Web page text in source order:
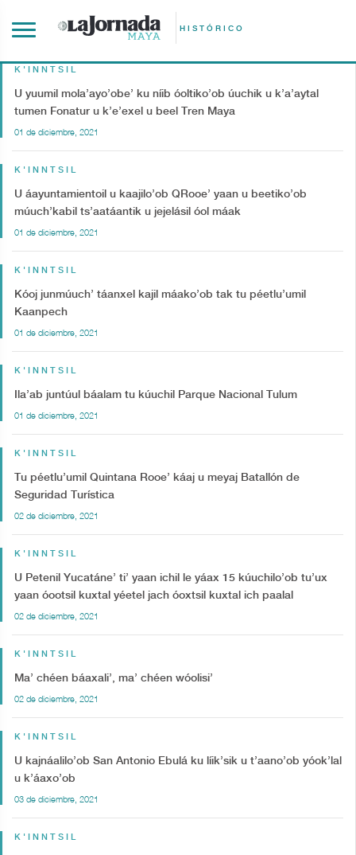
HISTÓRICO
K'INNTSIL
U yuumil mola’ayo’obe’ ku níib óoltiko’ob úuchik u k’a’aytal
tumen Fonatur u k’e’exel u beel Tren Maya
01 de diciembre, 2021
K'INNTSIL
U áayuntamientoil u kaajilo’ob QRooe’ yaan u beetiko’ob
múuch’kabil ts’aatáantik u jejelásil óol máak
01 de diciembre, 2021
K'INNTSIL
Kóoj junmúuch’ táanxel kajil máako’ob tak tu péetlu’umil
Kaanpech
01 de diciembre, 2021
K'INNTSIL
Ila’ab juntúul báalam tu kúuchil Parque Nacional Tulum
01 de diciembre, 2021
K'INNTSIL
Tu péetlu’umil Quintana Rooe’ káaj u meyaj Batallón de
Seguridad Turística
02 de diciembre, 2021
K'INNTSIL
U Petenil Yucatáne’ ti’ yaan ichil le yáax 15 kúuchilo’ob tu’ux
yaan óootsil kuxtal yéetel jach óoxtsil kuxtal ich paalal
02 de diciembre, 2021
K'INNTSIL
Ma’ chéen báaxali’, ma’ chéen wóolisi’
02 de diciembre, 2021
K'INNTSIL
U kajnáalilo’ob San Antonio Ebulá ku líik’sik u t’aano’ob yóok’lal
u k’áaxo’ob
03 de diciembre, 2021
K'INNTSIL